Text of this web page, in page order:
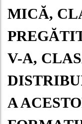
MICĂ,
V-A,
A